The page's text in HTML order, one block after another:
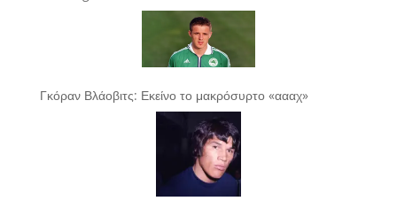
Γκόραν Βλάοβιτς: Εκείνο το μακρόσυρτο «αααχ»